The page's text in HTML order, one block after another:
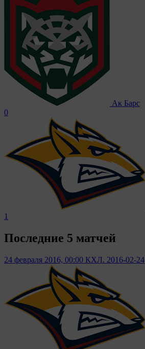
Ак Барс
0
1
Последние 5 матчей
24 февраля 2016, 00:00 КХЛ. 2016-02-24